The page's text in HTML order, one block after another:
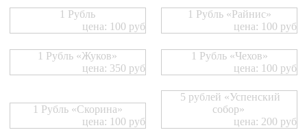
1 Рубль
цена: 100 руб
1 Рубль «Райнис»
цена: 100 руб
1 Рубль «Жуков»
цена: 350 руб
1 Рубль «Чехов»
цена: 100 руб
1 Рубль «Скорина»
цена: 100 руб
5 рублей «Успенский
собор»
цена: 200 руб